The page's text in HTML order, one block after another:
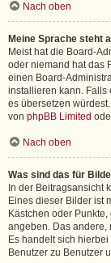
Nach oben
Meine Sprache steht
Meist hat die Board-
oder niemand hat das
einen Board-
installieren kann. Falls
es übersetzen
von phpBB Limited
Nach oben
Was sind das für
In der Beitragsansicht
Eines dieser Bilder ist
Kästchen oder
angeben. Das andere,
Es handelt sich
Benutzer zu Benutzer